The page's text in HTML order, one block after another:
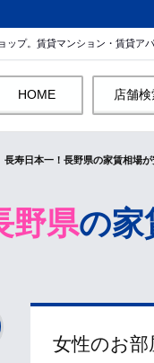
ップ。賃貸マンション・賃貸ア
HOME 店舗
長寿日本一！長野県の家賃相場
野県の家
女性のお